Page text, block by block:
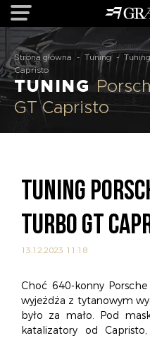
O NAS
Strona główna - Tuning -
Capristo
TUNING
GT Capristo
TUNING
TURBO GT
13.12.2023 11:18
Choć 640-konny
wyjeżdża z tytanowym
było za mało. Pod
katalizatory od